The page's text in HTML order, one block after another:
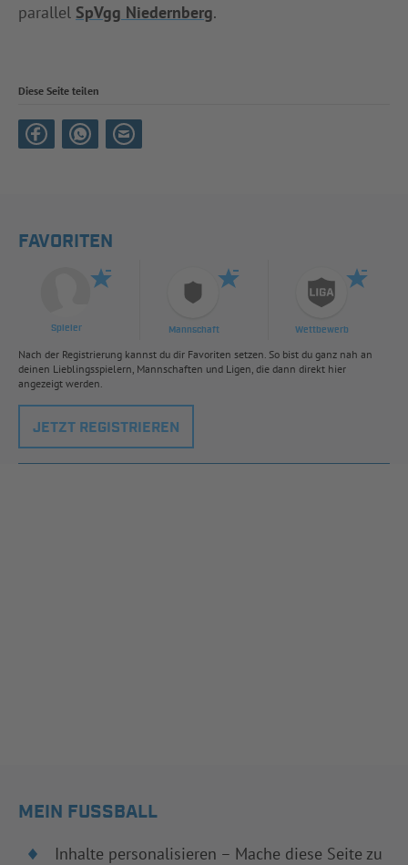
parallel SpVgg Niedernberg.
Diese Seite teilen
FAVORITEN
Spieler Mannschaft Wettbewerb
Nach der Registrierung kannst du dir Favoriten setzen. So bist du ganz nah an
deinen Lieblingsspielern, Mannschaften und Ligen, die dann direkt hier
angezeigt werden.
JETZT REGISTRIEREN
MEIN FUSSBALL
Inhalte personalisieren – Mache diese Seite zu